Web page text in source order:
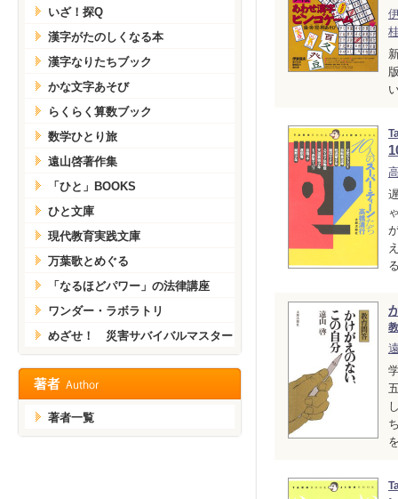
いざ！探Q
漢字がたのしくなる本
漢字なりたちブック
かな文字あそび
らくらく算数ブック
数学ひとり旅
遠山啓著作集
「ひと」BOOKS
ひと文庫
現代教育実践文庫
万葉歌とめぐる
「なるほどパワー」の法律講座
ワンダー・ラボラトリ
めざせ！ 災害サバイバルマスター
著者一覧